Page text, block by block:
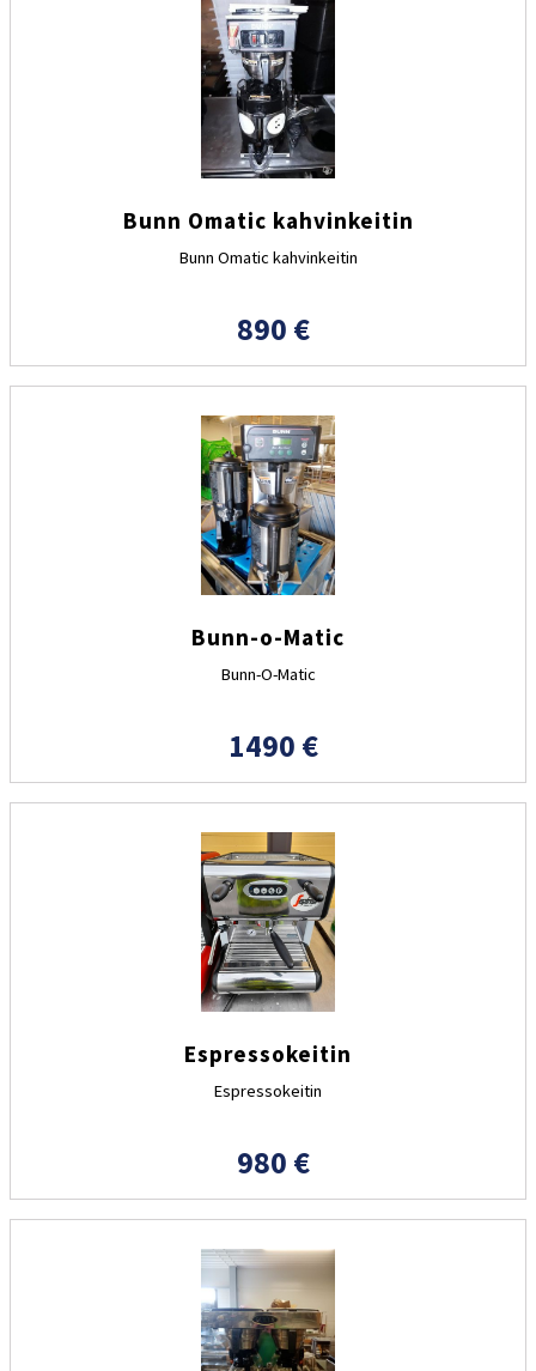
Bunn Omatic kahvinkeitin
Bunn Omatic kahvinkeitin
890 €
Bunn-o-Matic
Bunn-O-Matic
1490 €
Espressokeitin
Espressokeitin
980 €